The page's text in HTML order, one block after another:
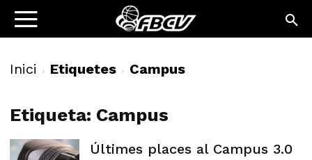
Inici Etiquetes Campus
Etiqueta: Campus
Últimes places al Campus 3.0